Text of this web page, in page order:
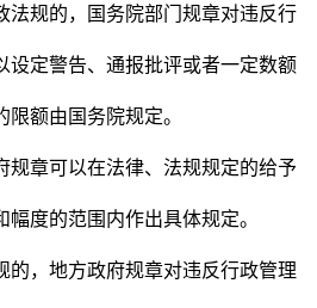
规的，国务院部门规章对违反行
设定警告、通报批评或者一定数额
额由国务院规定。
可以在法律、法规规定的给予
度的范围内作出具体规定。
，地方政府规章对违反行政管理